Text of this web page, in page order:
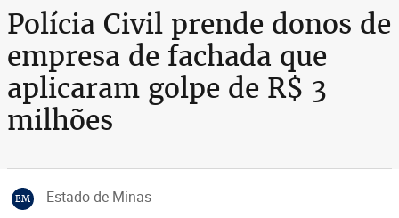
Polícia Civil prende donos de
empresa de fachada que
aplicaram golpe de R$ 3
milhões
EM Estado de Minas